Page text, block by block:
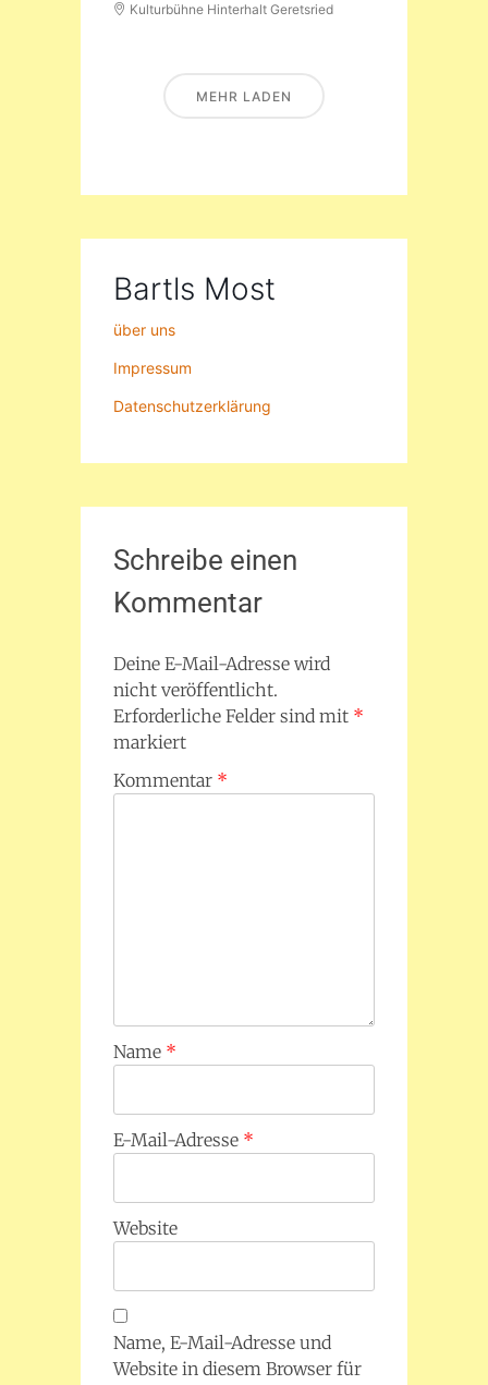
Kulturbühne Hinterhalt Geretsried
MEHR LADEN
Bartls Most
über uns
Impressum
Datenschutzerklärung
Schreibe einen
Kommentar
Deine E-Mail-Adresse wird
nicht veröffentlicht.
Erforderliche Felder sind mit *
markiert
Kommentar *
Name *
E-Mail-Adresse *
Website
Name, E-Mail-Adresse und
Website in diesem Browser für